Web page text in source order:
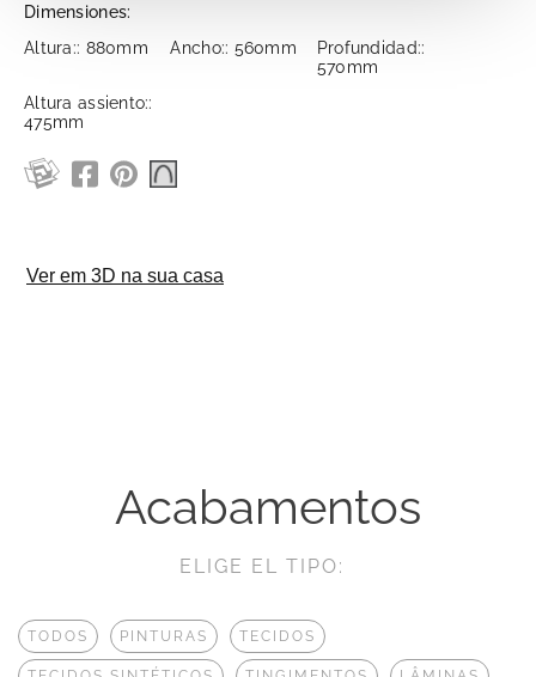
Dimensiones:
Altura:: 880mm
Ancho:: 560mm
Profundidad::
570mm
Altura assiento::
475mm
Acabamentos
ELIGE EL TIPO:
TODOS PINTURAS TECIDOS